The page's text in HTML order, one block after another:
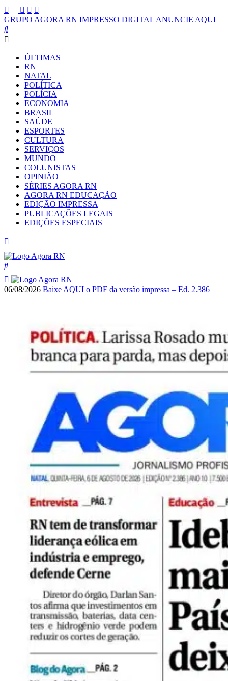
GRUPO AGORA RN IMPRESSO DIGITAL ANUNCIE AQUI
ÚLTIMAS
RN
NATAL
POLÍTICA
POLÍCIA
ECONOMIA
BRASIL
SAÚDE
ESPORTES
CULTURA
SERVIÇOS
MUNDO
COLUNISTAS
OPINIÃO
SÉRIES AGORA RN
AGORA RN EDUCAÇÃO
EDIÇÃO IMPRESSA
PUBLICAÇÕES LEGAIS
EDIÇÕES ESPECIAIS
06/08/2026 Baixe AQUI o PDF da versão impressa – Ed. 2.386